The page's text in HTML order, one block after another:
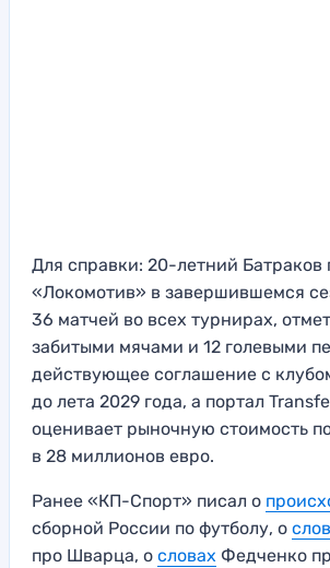
Для справки: 20-летний Батраков
«Локомотив» в завершившемся
36 матчей во всех турнирах,
забитыми мячами и 12 голевыми
действующее соглашение с
до лета 2029 года, а портал
оценивает рыночную стоимость
в 28 миллионов евро.
Ранее «КП-Спорт» писал о
сборной России по футболу, о
про Шварца, о словах Федченко